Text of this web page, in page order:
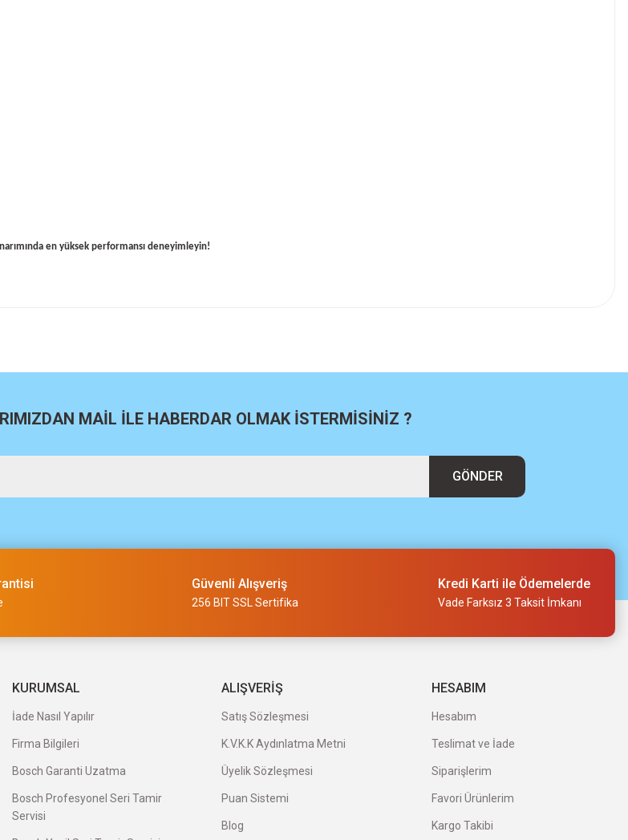
en yüksek performansı deneyimleyin!
MAİL İLE HABERDAR OLMAK İSTERMİSİNİZ ?
GÖNDER
Güvenli Alışveriş
256 BIT SSL Sertifika
Kredi Karti ile Ödemelerde
Vade Farksız 3 Taksit İmkanı
KURUMSAL
İade Nasıl Yapılır
Firma Bilgileri
Bosch Garanti Uzatma
Bosch Profesyonel Seri Tamir
Servisi
ALIŞVERİŞ
Satış Sözleşmesi
K.V.K.K Aydınlatma Metni
Üyelik Sözleşmesi
Puan Sistemi
Blog
HESABIM
Hesabım
Teslimat ve İade
Siparişlerim
Favori Ürünlerim
Kargo Takibi